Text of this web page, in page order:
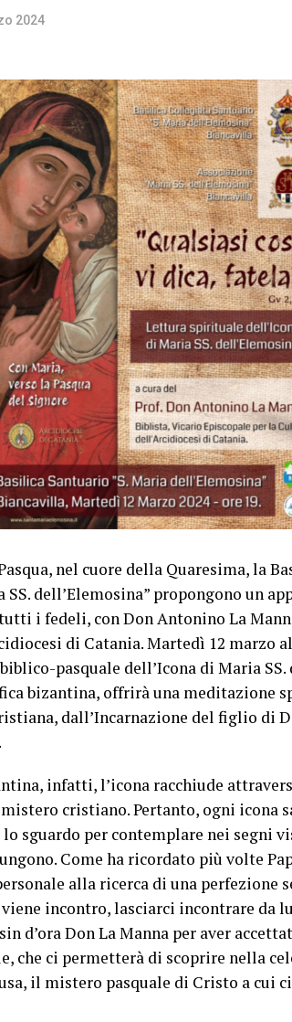
2024
nel cuore della Quaresima, la
SS. dell’Elemosina” propongono un
i fedeli, con Don Antonino La
di Catania. Martedì 12 marzo
pasquale dell’Icona di Maria
bizantina, offrirà una meditazione
dall’Incarnazione del figlio di
infatti, l’icona racchiude
cristiano. Pertanto, ogni icona
sguardo per contemplare nei segni
Come ha ricordato più volte
alla ricerca di una perfezione
incontro, lasciarci incontrare da
d’ora Don La Manna per aver
che ci permetterà di scoprire nella
il mistero pasquale di Cristo a cui